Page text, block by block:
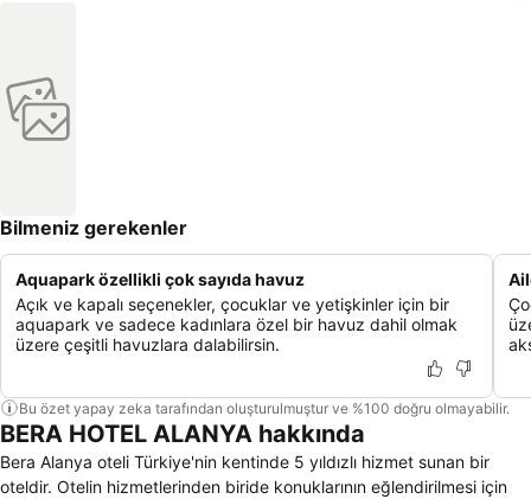
Bilmeniz gerekenler
Aquapark özellikli çok sayıda havuz
Açık ve kapalı seçenekler, çocuklar ve yetişkinler için bir
aquapark ve sadece kadınlara özel bir havuz dahil olmak
üzere çeşitli havuzlara dalabilirsin.
Bu özet yapay zeka tarafından oluşturulmuştur ve %100 doğru olmayabilir.
BERA HOTEL ALANYA hakkında
Bera Alanya oteli Türkiye'nin kentinde 5 yıldızlı hizmet sunan bir
oteldir. Otelin hizmetlerinden biride konuklarının eğlendirilmesi için